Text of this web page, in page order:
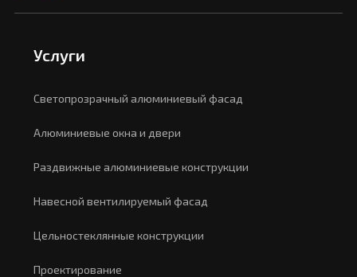
Услуги
Светопрозрачный алюминиевый фасад
Алюминиевые окна и двери
Раздвижные алюминиевые конструкции
Навесной вентилируемый фасад
Цельностеклянные конструкции
Проектирование